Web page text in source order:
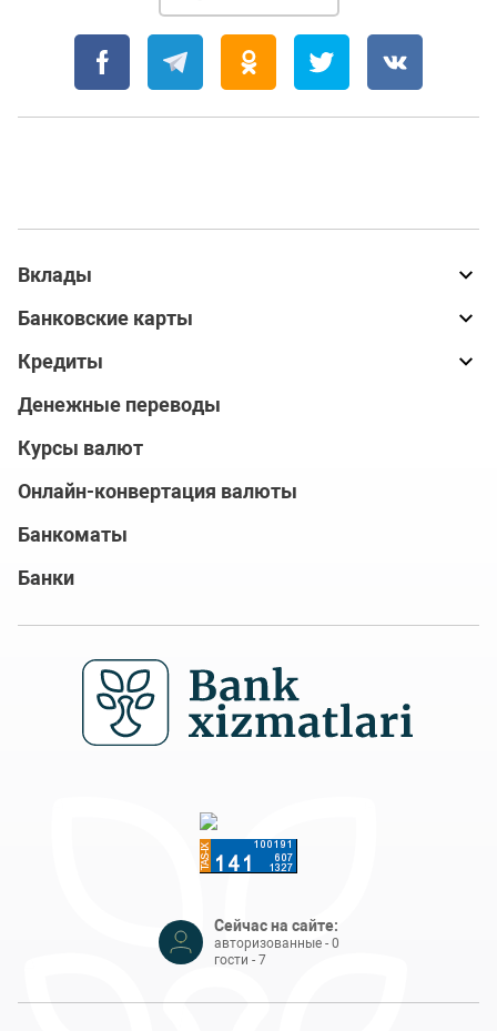
Вклады
Банковские карты
Кредиты
Денежные переводы
Курсы валют
Онлайн-конвертация валюты
Банкоматы
Банки
Сейчас на сайте:
авторизованные - 0
гости - 7